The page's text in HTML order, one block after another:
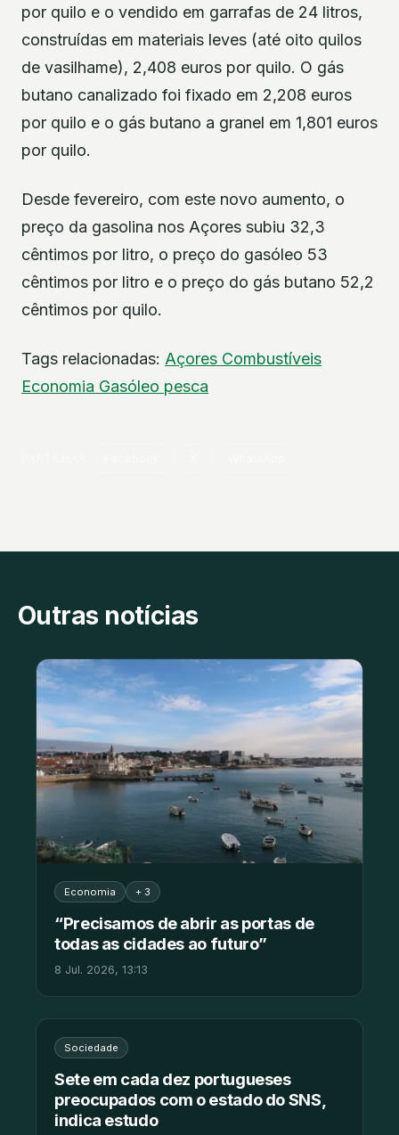
por quilo e o vendido em garrafas de 24 litros,
construídas em materiais leves (até oito quilos
de vasilhame), 2,408 euros por quilo. O gás
butano canalizado foi fixado em 2,208 euros
por quilo e o gás butano a granel em 1,801 euros
por quilo.
Desde fevereiro, com este novo aumento, o
preço da gasolina nos Açores subiu 32,3
cêntimos por litro, o preço do gasóleo 53
cêntimos por litro e o preço do gás butano 52,2
cêntimos por quilo.
Tags relacionadas: Açores Combustíveis
Economia Gasóleo pesca
Outras notícias
Economia + 3
“Precisamos de abrir as portas de
todas as cidades ao futuro”
8 Jul. 2026, 13:13
Sociedade
Sete em cada dez portugueses
preocupados com o estado do SNS,
indica estudo